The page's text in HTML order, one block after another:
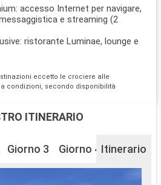
accesso Internet per navigare,
e streaming (2
ristorante Luminae, lounge e
eccetto le crociere alle
condizioni, secondo disponibilità
ITINERARIO
Giorno 3 Giorno 4 Giorno 5
Itinerario